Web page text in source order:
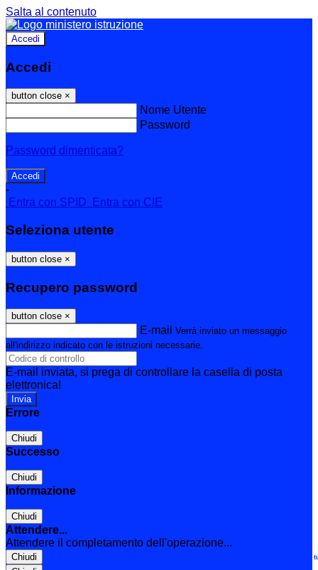
Salta al contenuto
Accedi
Accedi
button close ×
Nome Utente
Password
Password dimenticata?
-
Entra con SPID
Entra con CIE
Seleziona utente
button close ×
Recupero password
button close ×
E-mail Verrà inviato un messaggio
all'indirizzo indicato con le istruzioni necessarie.
E-mail inviata, si prega di controllare la casella di posta
elettronica!
Errore
Chiudi
Successo
Chiudi
Informazione
Chiudi
Attendere...
Attendere il completamento dell'operazione...
Chiudi
Le